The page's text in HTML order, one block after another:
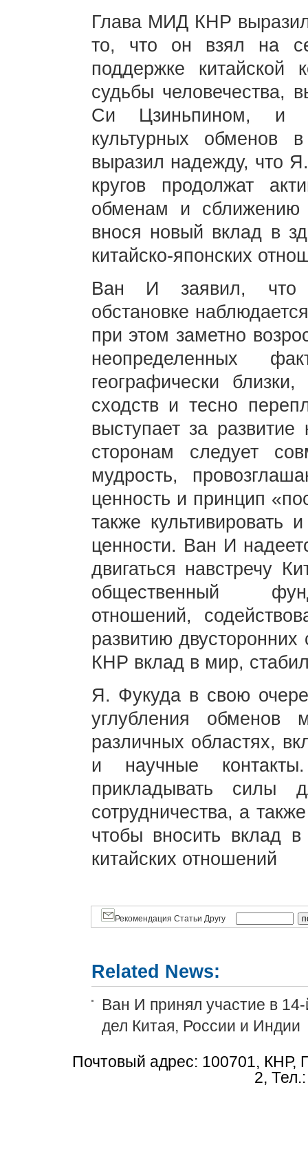
Глава МИД КНР
то, что он взял на
поддержке китайской
судьбы человечества,
Си Цзиньпином, и
культурных обменов
выразил надежду, что
кругов продолжат
обменам и
внося новый вклад в
китайско-японских
Ван И заявил, что
обстановке
при этом заметно
неопределенных
географически
сходств и тесно
выступает за
сторонам следует
мудрость,
ценность и принцип
также культивировать
ценности. Ван И
двигаться навстречу
общественный
отношений,
развитию
КНР вклад в мир,
Я. Фукуда в свою
углубления
различных областях,
и научные
прикладывать силы
сотрудничества, а
чтобы вносить вклад
китайских отношений
Рекомендация Статьи Другу
Related News:
Ван И принял участие в
дел Китая, России и Индии
Почтовый адрес: 100701, КНР,
2,